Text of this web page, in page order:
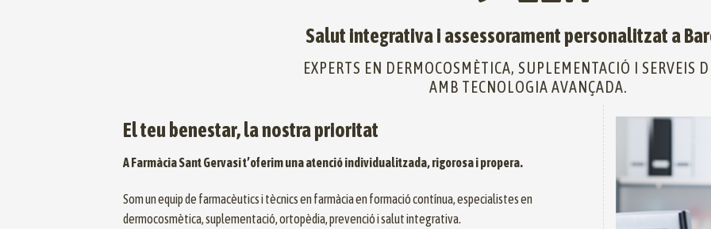
Salut integrativa i assessorament personalitzat a
EXPERTS EN DERMOCOSMÈTICA, SUPLEMENTACIÓ I SERVEIS
AMB TECNOLOGIA AVANÇADA.
El teu benestar, la nostra prioritat
A Farmàcia Sant Gervasi t’oferim una atenció individualitzada, rigorosa i propera.
Som un equip de farmacèutics i tècnics en farmàcia en formació contínua, especialistes en
dermocosmètica, suplementació, ortopèdia, prevenció i salut integrativa.